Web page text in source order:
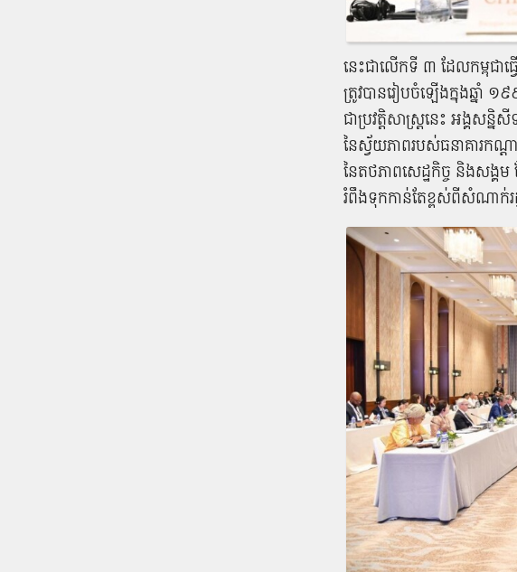
នេះជាលើកទី ៣ ដែលកម្ពុជាធ្វ
ត្រូវបានរៀបចំឡើងក្នុងឆ្នាំ
ជាប្រវត្តិសាស្ត្រនេះ អង្គសន្
នៃស្វ័យភាពរបស់ធនាគារកណ្
នៃតថភាពសេដ្ឋកិច្ច និងសង្គ
រំពឹងទុកកាន់តែខ្ពស់ពីសំណាក់